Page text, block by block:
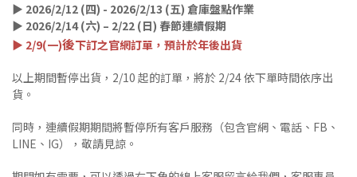
▶ 2026/2/12 (四) - 2026/2/13 (五) 倉庫盤點作業
▶ 2026/2/14 (六) – 2/22 (日) 春節連續假期
▶ 2/9(一)後下訂之官網訂單，預計於年後出貨
以上期間暫停出貨，2/10 起的訂單，將於 2/24 依下單時間依序出
貨。
同時，連續假期期間將暫停所有客戶服務（包含官網、電話、FB、
LINE、IG），敬請見諒。